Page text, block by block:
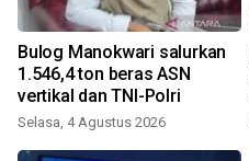
Bulog Manokwari salurkan
1.546,4 ton beras ASN
vertikal dan TNI-Polri
Selasa, 4 Agustus 2026